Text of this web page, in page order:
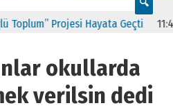
Projesi Hayata Geçti 11:41 CHP
okullarda
verilsin dedi